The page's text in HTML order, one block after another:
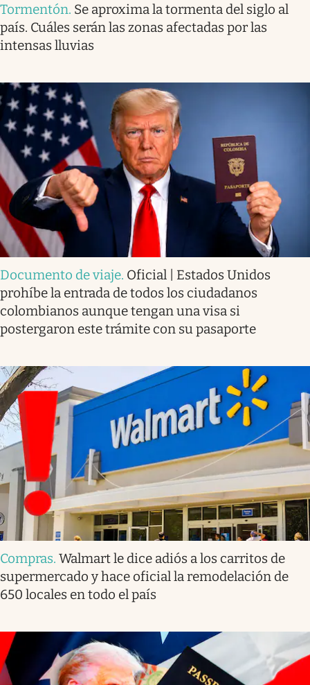
Tormentón. Se aproxima la tormenta del siglo al
país. Cuáles serán las zonas afectadas por las
intensas lluvias
Documento de viaje. Oficial | Estados Unidos
prohíbe la entrada de todos los ciudadanos
colombianos aunque tengan una visa si
postergaron este trámite con su pasaporte
Compras. Walmart le dice adiós a los carritos de
supermercado y hace oficial la remodelación de
650 locales en todo el país